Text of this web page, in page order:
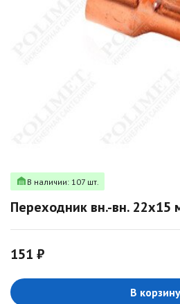
В наличии: 107 шт.
Переходник вн.-вн. 22х15
151 ₽
В корзину